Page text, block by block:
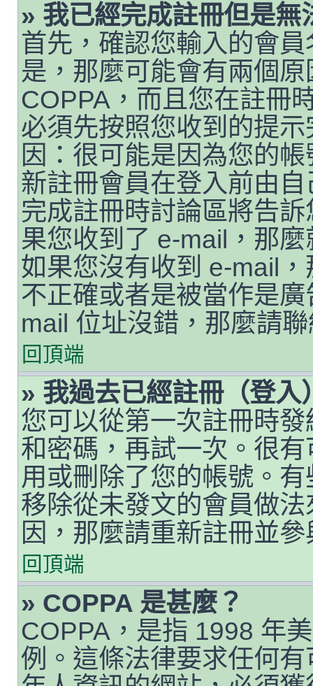
» 我已經完成註冊但是無
首先，確認您輸入的會
是，那麼可能會有兩個
COPPA，而且您在註冊
必須先按照您收到的提
因：很可能是因為您的
新註冊會員在登入前由
完成註冊時討論區將告
果您收到了 e-mail，那
如果您沒有收到 e-mail
不正確或者是被當作是
mail 位址沒錯，那麼請
回頂端
» 我過去已經註冊（登
您可以從第一次註冊時
和密碼，再試一次。很
用或刪除了您的帳號。
移除從未發文的會員做
因，那麼請重新註冊並
回頂端
» COPPA 是甚麼？
COPPA，是指 1998 年
例。這條法律要求任何